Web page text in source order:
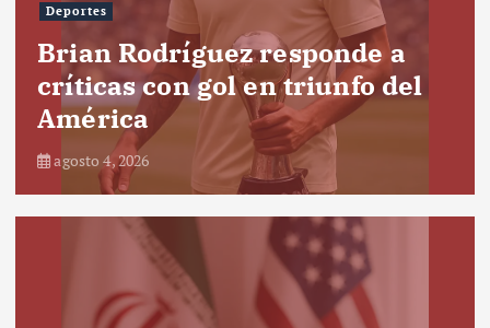
Deportes
Brian Rodríguez responde a
críticas con gol en triunfo del
América
agosto 4, 2026